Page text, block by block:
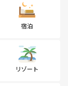
宿泊
リゾート